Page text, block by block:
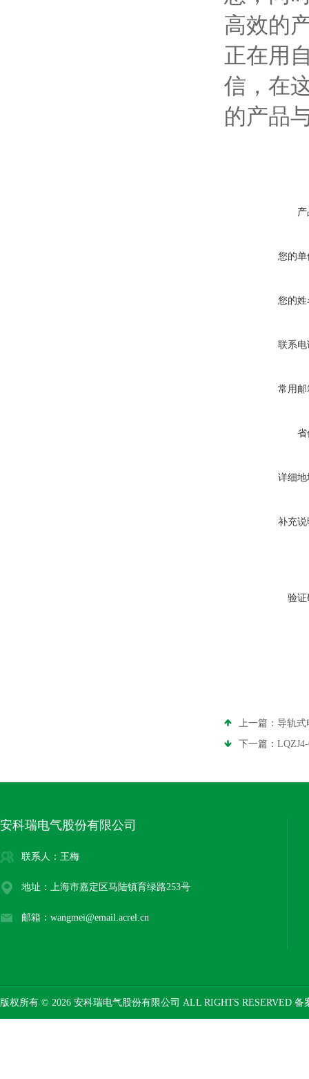
高效的
正在用
信，在
的产品
您的单
您的姓
联系电
常用邮
省
详细地
补充说
验证
上一篇： 导轨式
下一篇：
安科瑞电气股份有限公司
联系人：王梅
地址：上海市嘉定区马陆镇育绿路253号
邮箱：wangmei@email.acrel.cn
版权所有 © 2026 安科瑞电气股份有限公司 ALL RIGHTS RESERVED 备